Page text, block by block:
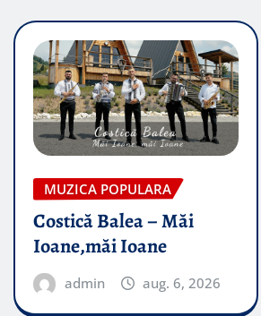
MUZICA POPULARA
Costică Balea – Măi
Ioane,măi Ioane
admin aug. 6, 2026